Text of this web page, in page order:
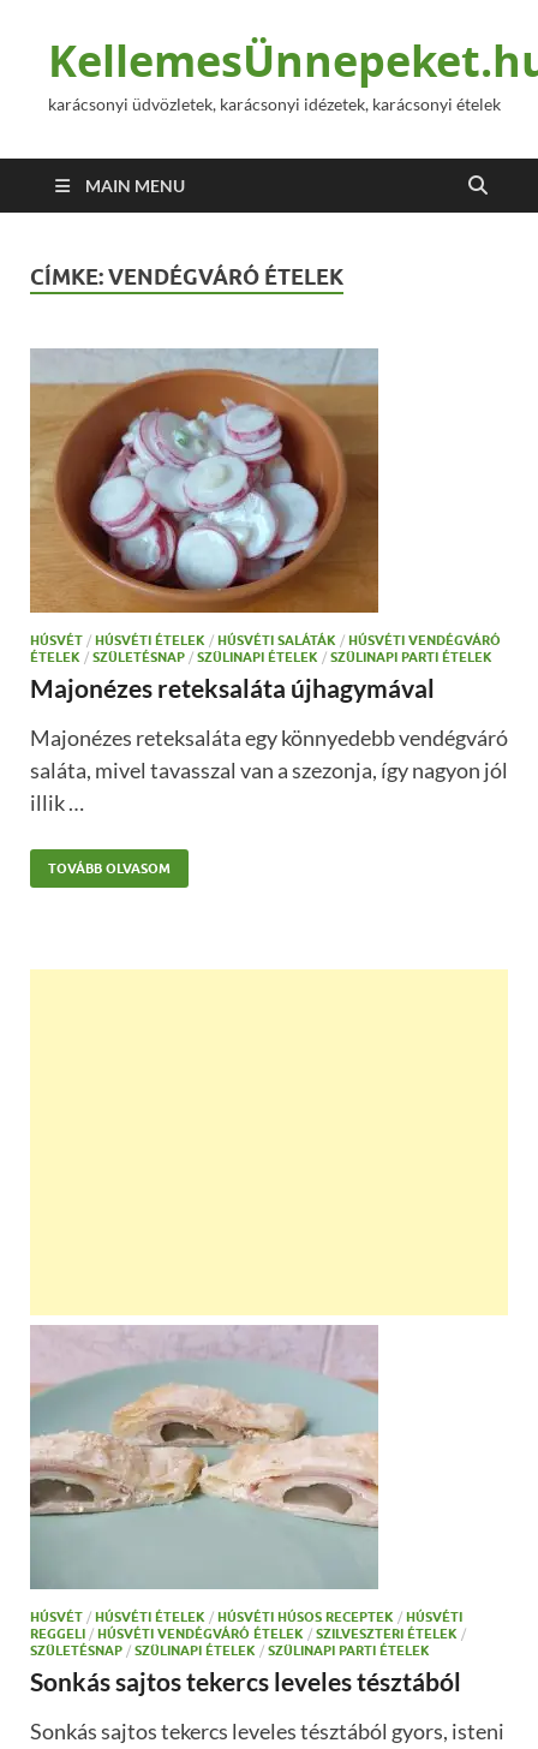
karácsonyi üdvözletek, karácsonyi idézetek, karácsonyi ételek
MAIN MENU
CÍMKE:VENDÉGVÁRÓ ÉTELEK
HÚSVÉT / HÚSVÉTI ÉTELEK / HÚSVÉTI SALÁTÁK / HÚSVÉTI VENDÉGVÁRÓ
ÉTELEK / SZÜLETÉSNAP / SZÜLINAPI ÉTELEK / SZÜLINAPI PARTI ÉTELEK
Majonézes reteksaláta újhagymával
Majonézes reteksaláta egy könnyedebb vendégváró
saláta, mivel tavasszal van a szezonja, így nagyon jól
illik …
TOVÁBB OLVASOM
HÚSVÉT / HÚSVÉTI ÉTELEK / HÚSVÉTI HÚSOS RECEPTEK / HÚSVÉTI
REGGELI / HÚSVÉTI VENDÉGVÁRÓ ÉTELEK / SZILVESZTERI ÉTELEK /
SZÜLETÉSNAP / SZÜLINAPI ÉTELEK / SZÜLINAPI PARTI ÉTELEK
Sonkás sajtos tekercs leveles tésztából
Sonkás sajtos tekercs leveles tésztából gyors, isteni